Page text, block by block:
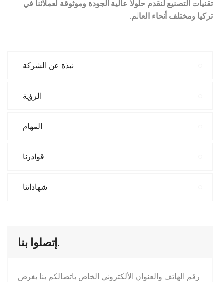
تقنيات التصنيع لنقدم حلولًا عالية الجودة وموثوقة لعملائنا في
تركيا ومختلف أنحاء العالم.
نبذة عن الشركة
الرؤية
المهام
قوادرنا
شهاداتنا
إتصلوا بنا.
رقم الهاتف والعنوان الألكتروني الخاص باتصالكم بنا بغرض